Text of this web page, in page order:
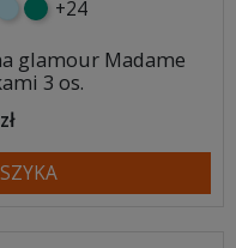
turkusowy
+24
glamour Madame
3 os.